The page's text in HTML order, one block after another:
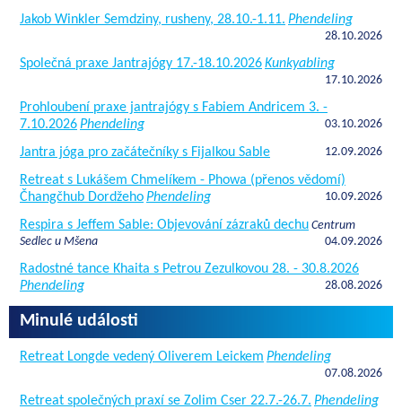
Jakob Winkler Semdziny, rusheny, 28.10.-1.11. Phendeling
28.10.2026
Společná praxe Jantrajógy 17.-18.10.2026Kunkyabling
17.10.2026
Prohloubení praxe jantrajógy s Fabiem Andricem 3. -
7.10.2026Phendeling 03.10.2026
Jantra jóga pro začátečníky s Fijalkou Sable 12.09.2026
Retreat s Lukášem Chmelíkem - Phowa (přenos vědomí)
Čhangčhub DordžehoPhendeling 10.09.2026
Respira s Jeffem Sable: Objevování zázraků dechu Centrum
Sedlec u Mšena
04.09.2026
Radostné tance Khaita s Petrou Zezulkovou 28. - 30.8.2026
Phendeling
28.08.2026
Minulé události
Retreat Longde vedený Oliverem Leickem Phendeling
07.08.2026
Retreat společných praxí se Zolim Cser 22.7.-26.7. Phendeling